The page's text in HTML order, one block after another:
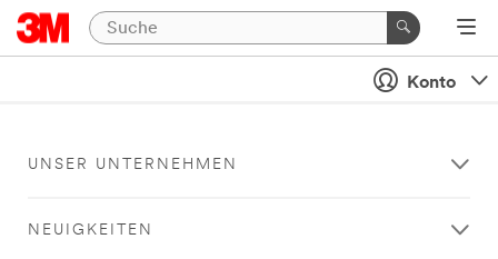
Konto
UNSER UNTERNEHMEN
NEUIGKEITEN